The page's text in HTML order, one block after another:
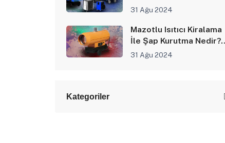
Nerelerde Kullanılır?
31 Ağu 2024
Mazotlu Isıtıcı Kiralama
İle Şap Kurutma Nedir?
Nerelerde Kullanılır?
31 Ağu 2024
Kategoriler